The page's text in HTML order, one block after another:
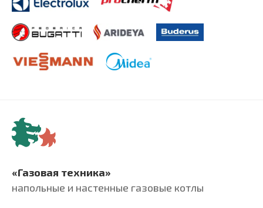
«Газовая техника»
напольные и настенные газовые котлы